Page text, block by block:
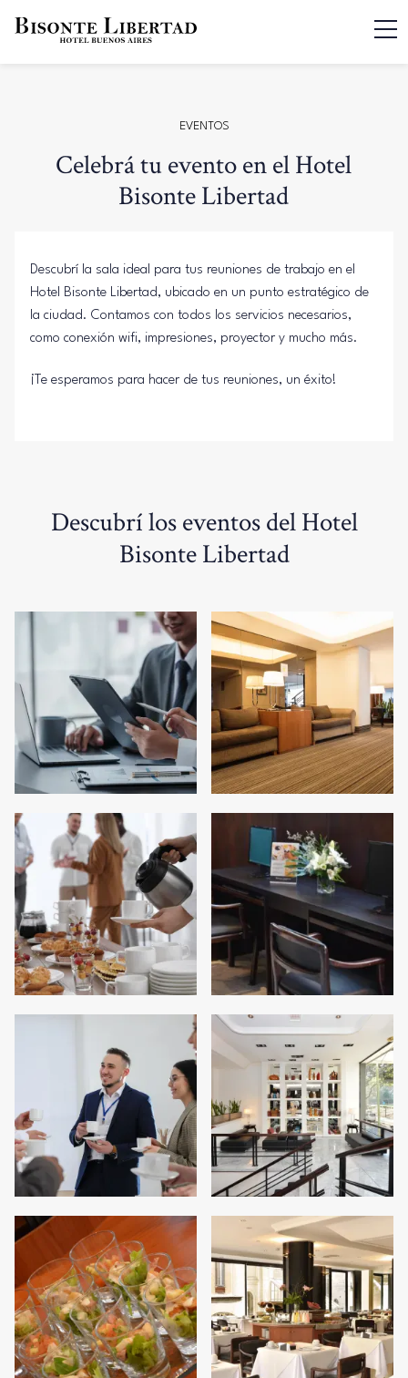
EVENTOS
Celebrá tu evento en el Hotel
Bisonte Libertad
Descubrí la sala ideal para tus reuniones de trabajo en el
Hotel Bisonte Libertad, ubicado en un punto estratégico de
la ciudad. Contamos con todos los servicios necesarios,
como conexión wifi, impresiones, proyector y mucho más.
¡Te esperamos para hacer de tus reuniones, un éxito!
Descubrí los eventos del Hotel
Bisonte Libertad